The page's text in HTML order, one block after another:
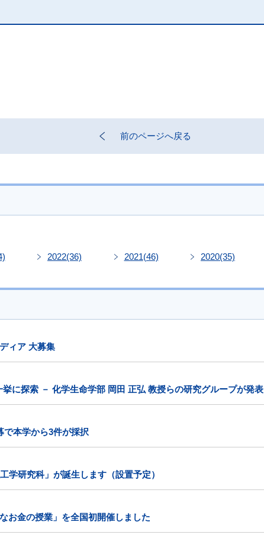
前のページへ戻る
2022(36) 2021(46) 2020(35)
ィア 大募集
に探索 － 化学生命学部 岡田 正弘 教授らの研究グループが発表
本学から3件が採択
学研究科」が誕生します（設置予定）
お金の授業」を全国初開催しました